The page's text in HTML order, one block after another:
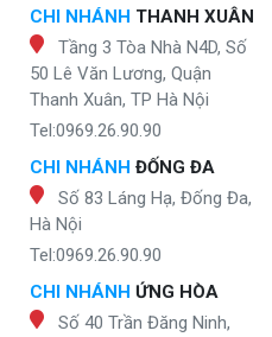
CHI NHÁNH THANH XUÂN
Tầng 3 Tòa Nhà N4D, Số
50 Lê Văn Lương, Quận
Thanh Xuân, TP Hà Nội
Tel:0969.26.90.90
CHI NHÁNH ĐỐNG ĐA
Số 83 Láng Hạ, Đống Đa,
Hà Nội
Tel:0969.26.90.90
CHI NHÁNH ỨNG HÒA
Số 40 Trần Đăng Ninh,